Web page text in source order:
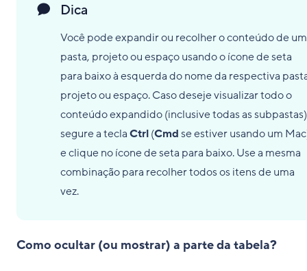
Dica
Você pode expandir ou recolher o conteúdo de
pasta, projeto ou espaço usando o ícone de seta
para baixo à esquerda do nome da respectiva
projeto ou espaço. Caso deseje visualizar todo o
conteúdo expandido (inclusive todas as
segure a teclaCtrl(Cmdse estiver usando um
e clique no ícone de seta para baixo. Use a mesma
combinação para recolher todos os itens de uma
vez.
Como ocultar (ou mostrar) a parte da tabela?